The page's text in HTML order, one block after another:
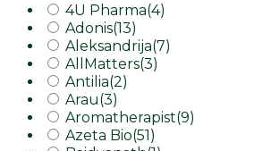
4U Pharma(4)
Adonis(13)
Aleksandrija(7)
AllMatters(3)
Antilia(2)
Arau(3)
Aromatherapist(9)
Azeta Bio(51)